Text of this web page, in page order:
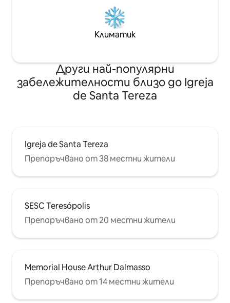
Климатик
Други най-популярни
забележителности близо до Igreja
de Santa Tereza
Igreja de Santa Tereza
Препоръчвано от 38 местни жители
SESC Teresópolis
Препоръчвано от 20 местни жители
Memorial House Arthur Dalmasso
Препоръчвано от 14 местни жители